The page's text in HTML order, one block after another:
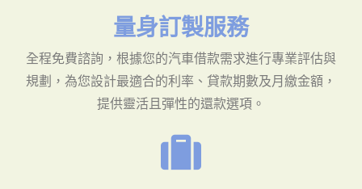
量身訂製服務
全程免費諮詢，根據您的汽車借款需求進行專業評估與
規劃，為您設計最適合的利率、貸款期數及月繳金額，
提供靈活且彈性的還款選項。